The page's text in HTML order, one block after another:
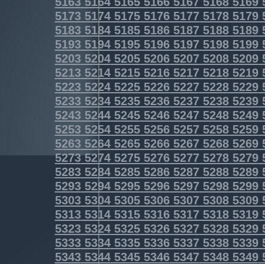
5173517451755176517751785179
5183518451855186518751885189
5193519451955196519751985199
5203520452055206520752085209
5213521452155216521752185219
5223522452255226522752285229
5233523452355236523752385239
5243524452455246524752485249
5253525452555256525752585259
5263526452655266526752685269
5273527452755276527752785279
5283528452855286528752885289
5293529452955296529752985299
5303530453055306530753085309
5313531453155316531753185319
5323532453255326532753285329
5333533453355336533753385339
5343534453455346534753485349